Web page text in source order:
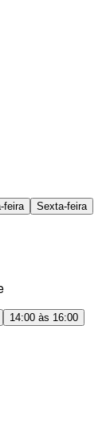
feira
Sexta-feira
14:00 às 16:00